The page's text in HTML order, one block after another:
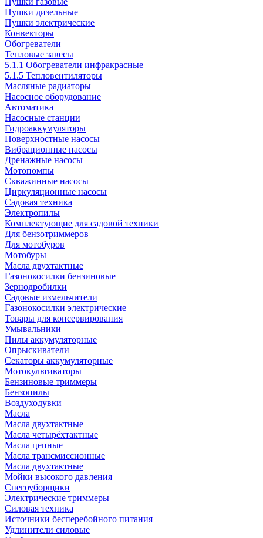
Пушки дизельные
Пушки электрические
Конвекторы
Обогреватели
Тепловые завесы
5.1.1 Обогреватели инфракрасные
5.1.5 Тепловентиляторы
Масляные радиаторы
Насосное оборудование
Автоматика
Насосные станции
Гидроаккумуляторы
Поверхностные насосы
Вибрационные насосы
Дренажные насосы
Мотопомпы
Скважинные насосы
Циркуляционные насосы
Садовая техника
Электропилы
Комплектующие для садовой техники
Для бензотриммеров
Для мотобуров
Мотобуры
Масла двухтактные
Газонокосилки бензиновые
Зернодробилки
Садовые измельчители
Газонокосилки электрические
Товары для консервирования
Умывальники
Пилы аккумуляторные
Опрыскиватели
Секаторы аккумуляторные
Мотокультиваторы
Бензиновые триммеры
Бензопилы
Воздуходувки
Масла
Масла двухтактные
Масла четырёхтактные
Масла цепные
Масла трансмиссионные
Масла двухтактные
Мойки высокого давления
Снегоуборщики
Электрические триммеры
Силовая техника
Источники бесперебойного питания
Удлинители силовые